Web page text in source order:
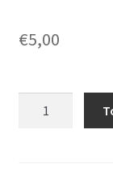
€5,00